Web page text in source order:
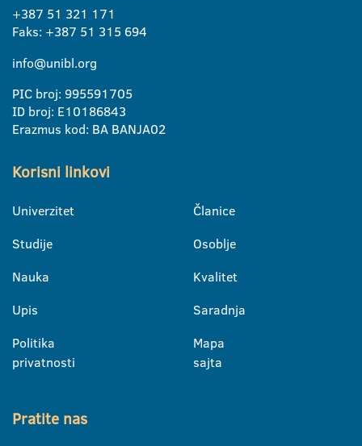
+387 51 321 171
Faks: +387 51 315 694
info@unibl.org
PIC broj: 995591705
ID broj: E10186843
Erazmus kod: BA BANJA02
Korisni linkovi
Univerzitet
Studije
Nauka
Upis
Politika
privatnosti
Članice
Osoblje
Kvalitet
Saradnja
Mapa
sajta
Pratite nas